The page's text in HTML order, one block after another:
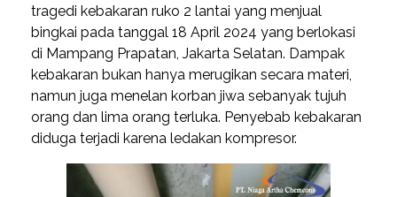
tragedi kebakaran ruko 2 lantai yang menjual
bingkai pada tanggal 18 April 2024 yang berlokasi
di Mampang Prapatan, Jakarta Selatan. Dampak
kebakaran bukan hanya merugikan secara materi,
namun juga menelan korban jiwa sebanyak tujuh
orang dan lima orang terluka. Penyebab kebakaran
diduga terjadi karena ledakan kompresor.